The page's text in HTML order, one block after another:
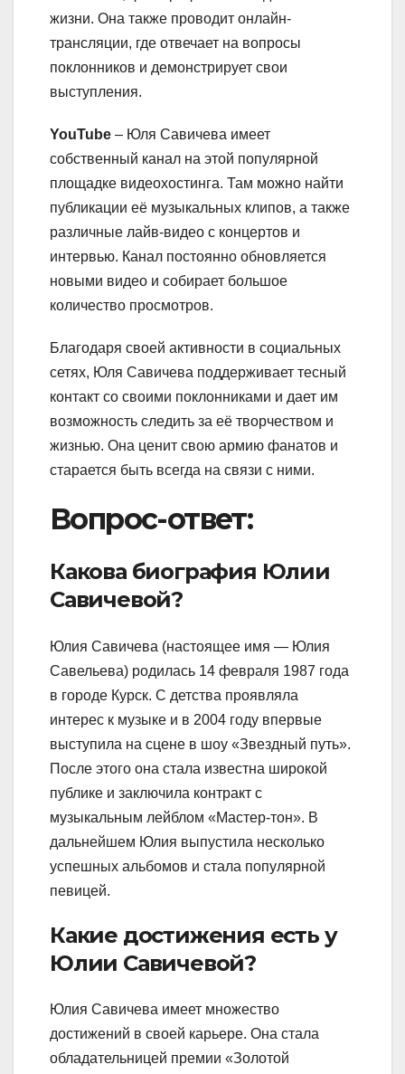
жизни. Она также проводит онлайн-
трансляции, где отвечает на вопросы
поклонников и демонстрирует свои
выступления.
YouTube – Юля Савичева имеет
собственный канал на этой популярной
площадке видеохостинга. Там можно найти
публикации её музыкальных клипов, а также
различные лайв-видео с концертов и
интервью. Канал постоянно обновляется
новыми видео и собирает большое
количество просмотров.
Благодаря своей активности в социальных
сетях, Юля Савичева поддерживает тесный
контакт со своими поклонниками и дает им
возможность следить за её творчеством и
жизнью. Она ценит свою армию фанатов и
старается быть всегда на связи с ними.
Вопрос-ответ:
Какова биография Юлии
Савичевой?
Юлия Савичева (настоящее имя — Юлия
Савельева) родилась 14 февраля 1987 года
в городе Курск. С детства проявляла
интерес к музыке и в 2004 году впервые
выступила на сцене в шоу «Звездный путь».
После этого она стала известна широкой
публике и заключила контракт с
музыкальным лейблом «Мастер-тон». В
дальнейшем Юлия выпустила несколько
успешных альбомов и стала популярной
певицей.
Какие достижения есть у
Юлии Савичевой?
Юлия Савичева имеет множество
достижений в своей карьере. Она стала
обладательницей премии «Золотой